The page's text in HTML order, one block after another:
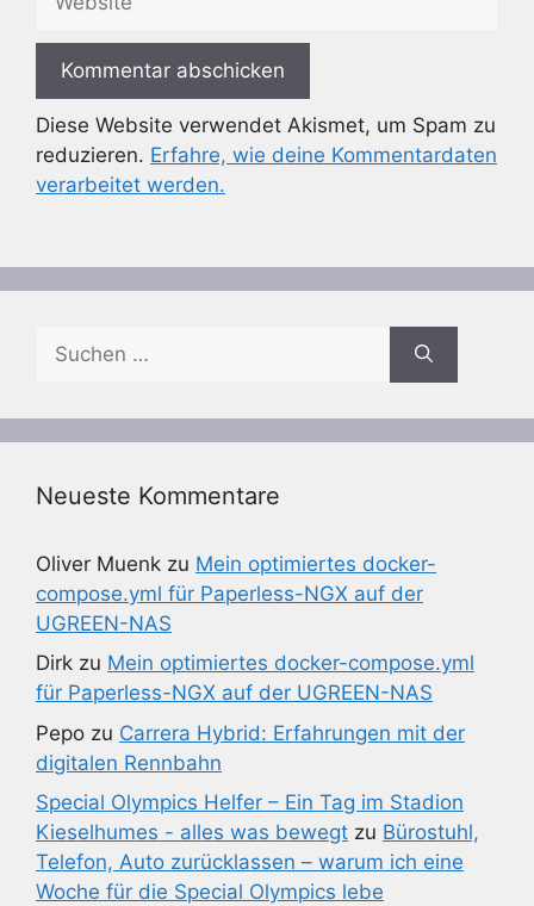
Diese Website verwendet Akismet, um Spam zu
reduzieren. Erfahre, wie deine Kommentardaten
verarbeitet werden.
nach:
Neueste Kommentare
Oliver Muenk zu Mein optimiertes docker-
compose.yml für Paperless-NGX auf der
UGREEN-NAS
Dirk zu Mein optimiertes docker-compose.yml
für Paperless-NGX auf der UGREEN-NAS
Pepo zu Carrera Hybrid: Erfahrungen mit der
digitalen Rennbahn
Special Olympics Helfer – Ein Tag im Stadion
Kieselhumes - alles was bewegt zu Bürostuhl,
Telefon, Auto zurücklassen – warum ich eine
Woche für die Special Olympics lebe